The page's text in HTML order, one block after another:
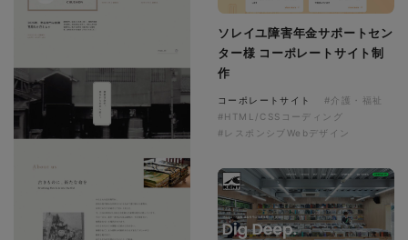
ソレイユ障害年金サポートセン
ター様 コーポレートサイト制
作
コーポレートサイト
#介護・福祉
#HTML/CSSコーディング
#レスポンシブWebデザイン